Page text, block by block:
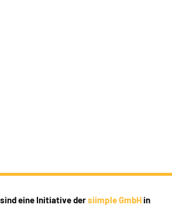
eine Initiative dersiimple GmbHin